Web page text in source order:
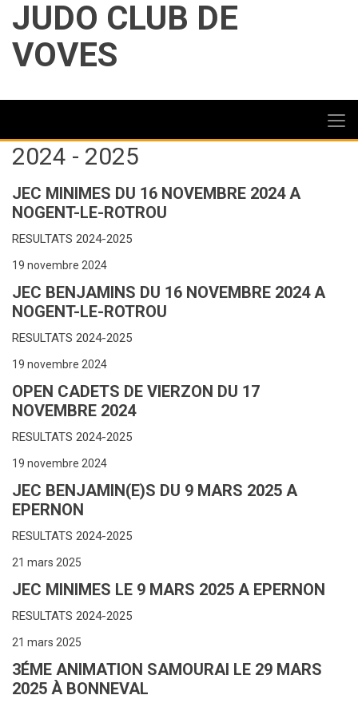
JUDO CLUB DE
VOVES
2024 - 2025
JEC MINIMES DU 16 NOVEMBRE 2024 A
NOGENT-LE-ROTROU
RESULTATS 2024-2025
19 novembre 2024
JEC BENJAMINS DU 16 NOVEMBRE 2024 A
NOGENT-LE-ROTROU
RESULTATS 2024-2025
19 novembre 2024
OPEN CADETS DE VIERZON DU 17
NOVEMBRE 2024
RESULTATS 2024-2025
19 novembre 2024
JEC BENJAMIN(E)S DU 9 MARS 2025 A
EPERNON
RESULTATS 2024-2025
21 mars 2025
JEC MINIMES LE 9 MARS 2025 A EPERNON
RESULTATS 2024-2025
21 mars 2025
3ÉME ANIMATION SAMOURAI LE 29 MARS
2025 À BONNEVAL